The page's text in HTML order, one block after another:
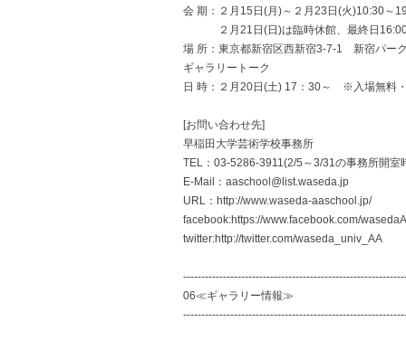
会 期：２月15日(月)～２月23日(火)10:30
２月21日(日)は臨時休館、最終日
場 所：東京都新宿区西新宿3-7-1 新宿パー
ギャラリートーク
日 時：２月20日(土) 17：30～ ※入場無料
[お問い合わせ先]
早稲田大学芸術学校事務所
TEL：03-5286-3911(2/5～3/31の事務所開室
E-Mail：aaschool@list.waseda.jp
URL：http://www.waseda-aaschool.jp/
facebook:https://www.facebook.com/
twitter:http://twitter.com/waseda_univ_AA
06≪ギャラリー情報≫